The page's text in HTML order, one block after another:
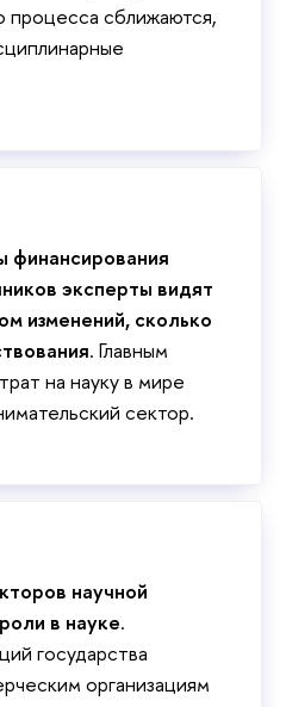
процесса сближаются,
финансирования
эксперты видят
изменений, сколько
. Главным
на науку в мире
сектор.
научной
в науке.
государства
организациям